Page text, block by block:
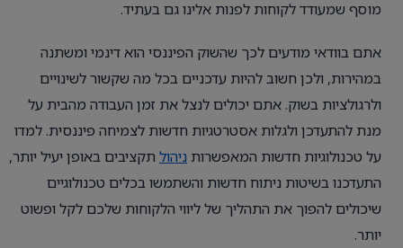
מוסף שמעודד לקוחות לפנות אלינו גם בעתיד.
אתם בוודאי מודעים לכך שהשוק הפיננסי הוא דינמי ומשתנה
במהירות, ולכן חשוב להיות עדכניים בכל מה שקשור לשינויים
ולרגולציות בשוק. אתם יכולים לנצל את זמן העבודה מהבית על
מנת להתעדכן ולגלות אסטרטגיות חדשות לצמיחה פיננסית. למדו
על טכנולוגיות חדשות המאפשרות ניהול תקציבים באופן יעיל יותר,
התעדכנו בשיטות ניתוח חדשות והשתמשו בכלים טכנולוגיים
שיכולים להפוך את התהליך של ליווי הלקוחות שלכם לקל ופשוט
יותר.